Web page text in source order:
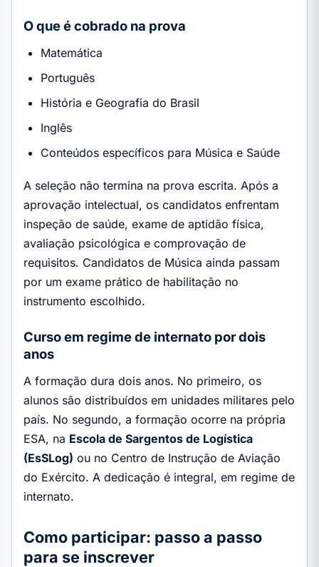
O que é cobrado na prova
Matemática
Português
História e Geografia do Brasil
Inglês
Conteúdos específicos para Música e Saúde
A seleção não termina na prova escrita. Após a
aprovação intelectual, os candidatos enfrentam
inspeção de saúde, exame de aptidão física,
avaliação psicológica e comprovação de
requisitos. Candidatos de Música ainda passam
por um exame prático de habilitação no
instrumento escolhido.
Curso em regime de internato por dois
anos
A formação dura dois anos. No primeiro, os
alunos são distribuídos em unidades militares pelo
país. No segundo, a formação ocorre na própria
ESA, na Escola de Sargentos de Logística
(EsSLog) ou no Centro de Instrução de Aviação
do Exército. A dedicação é integral, em regime de
internato.
Como participar: passo a passo
para se inscrever